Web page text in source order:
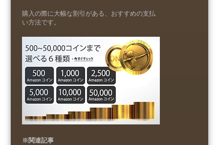
購入の際に大幅な割引がある、おすすめの支払
い方法です。
※関連記事